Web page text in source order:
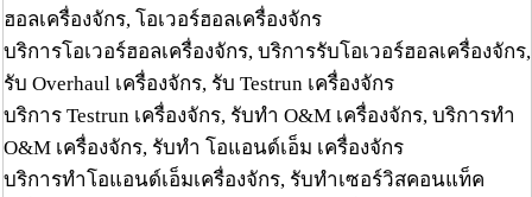
ฮอลเครื่องจักร, โอเวอร์ฮอลเครื่องจักร
บริการโอเวอร์ฮอลเครื่องจักร, บริการรับโอเวอร์ฮอลเครื่องจักร,
รับ Overhaul เครื่องจักร, รับ Testrun เครื่องจักร
บริการ Testrun เครื่องจักร, รับทำ O&M เครื่องจักร, บริการทำ
O&M เครื่องจักร, รับทำ โอแอนด์เอ็ม เครื่องจักร
บริการทำโอแอนด์เอ็มเครื่องจักร, รับทำเซอร์วิสคอนแท็ค